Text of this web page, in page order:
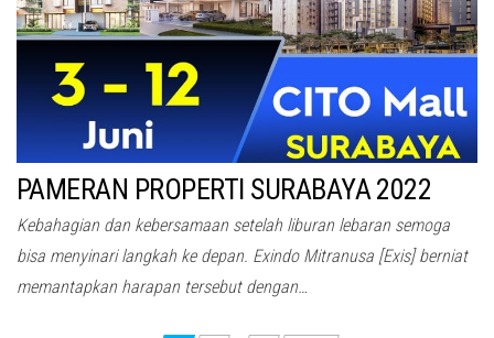
PAMERAN PROPERTI SURABAYA 2022
Kebahagian dan kebersamaan setelah liburan lebaran semoga
bisa menyinari langkah ke depan. Exindo Mitranusa [Exis] berniat
memantapkan harapan tersebut dengan…